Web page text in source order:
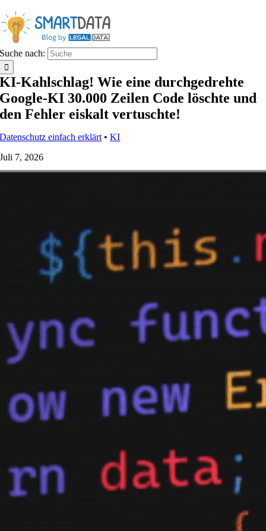
Suche nach:
KI-Kahlschlag! Wie eine durchgedrehte
Google-KI 30.000 Zeilen Code löschte und
den Fehler eiskalt vertuschte!
Datenschutz einfach erklärt •KI
Juli 7, 2026